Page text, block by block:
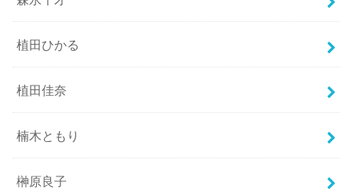
植田ひかる
植田佳奈
楠木ともり
榊原良子